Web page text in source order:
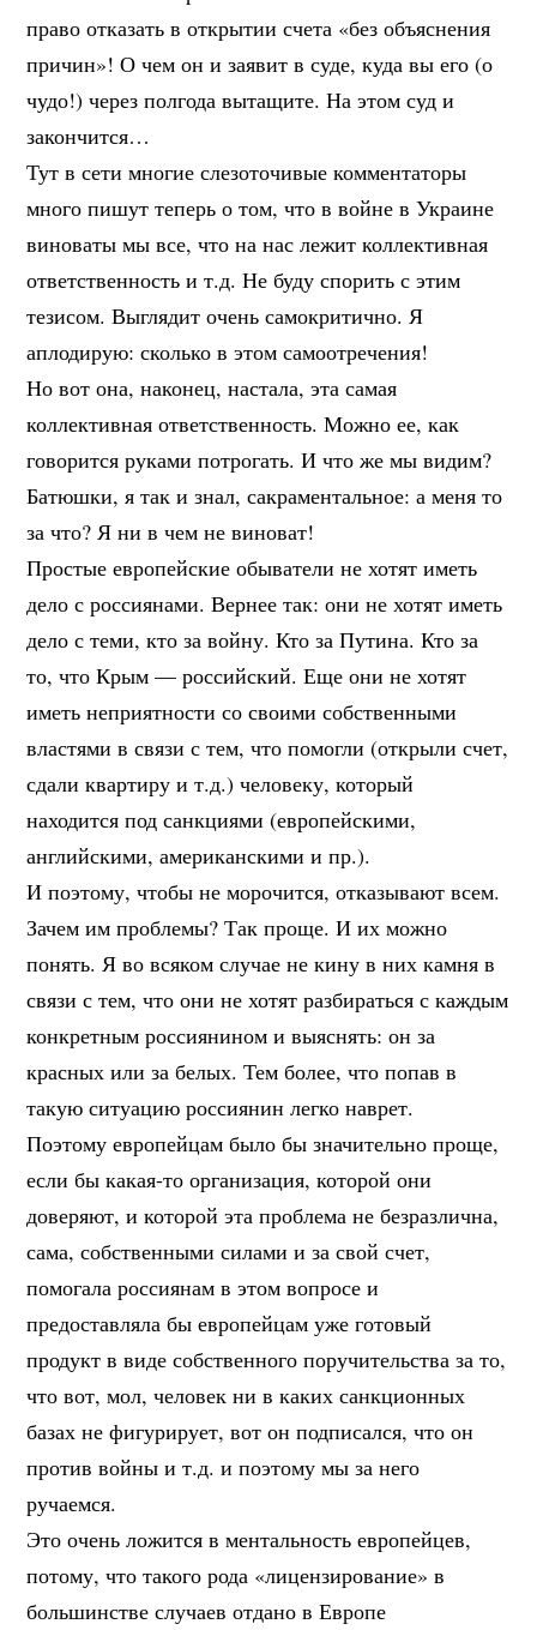
право отказать в открытии счета «без объяснения
причин»! О чем он и заявит в суде, куда вы его (о
чудо!) через полгода вытащите. На этом суд и
закончится…
Тут в сети многие слезоточивые комментаторы
много пишут теперь о том, что в войне в Украине
виноваты мы все, что на нас лежит коллективная
ответственность и т.д. Не буду спорить с этим
тезисом. Выглядит очень самокритично. Я
аплодирую: сколько в этом самоотречения!
Но вот она, наконец, настала, эта самая
коллективная ответственность. Можно ее, как
говорится руками потрогать. И что же мы видим?
Батюшки, я так и знал, сакраментальное: а меня то
за что? Я ни в чем не виноват!
Простые европейские обыватели не хотят иметь
дело с россиянами. Вернее так: они не хотят иметь
дело с теми, кто за войну. Кто за Путина. Кто за
то, что Крым — российский. Еще они не хотят
иметь неприятности со своими собственными
властями в связи с тем, что помогли (открыли счет,
сдали квартиру и т.д.) человеку, который
находится под санкциями (европейскими,
английскими, американскими и пр.).
И поэтому, чтобы не морочится, отказывают всем.
Зачем им проблемы? Так проще. И их можно
понять. Я во всяком случае не кину в них камня в
связи с тем, что они не хотят разбираться с каждым
конкретным россиянином и выяснять: он за
красных или за белых. Тем более, что попав в
такую ситуацию россиянин легко наврет.
Поэтому европейцам было бы значительно проще,
если бы какая-то организация, которой они
доверяют, и которой эта проблема не безразлична,
сама, собственными силами и за свой счет,
помогала россиянам в этом вопросе и
предоставляла бы европейцам уже готовый
продукт в виде собственного поручительства за то,
что вот, мол, человек ни в каких санкционных
базах не фигурирует, вот он подписался, что он
против войны и т.д. и поэтому мы за него
ручаемся.
Это очень ложится в ментальность европейцев,
потому, что такого рода «лицензирование» в
большинстве случаев отдано в Европе